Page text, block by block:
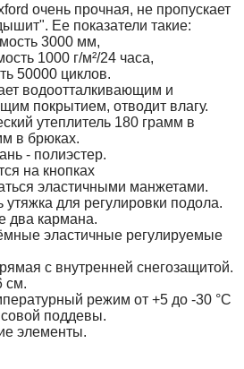
очень прочная, не пропускает
Ее показатели такие:
3000 мм,
1000 г/м²/24 часа,
50000 циклов.
водоотталкивающим и
покрытием, отводит влагу.
утеплитель 180 грамм в
в брюках.
- полиэстер.
на кнопках
эластичными манжетами.
утяжка для регулировки подола.
два кармана.
эластичные регулируемые
с внутренней снегозащитой.
см.
режим от +5 до -30 °C
поддевы.
элементы.